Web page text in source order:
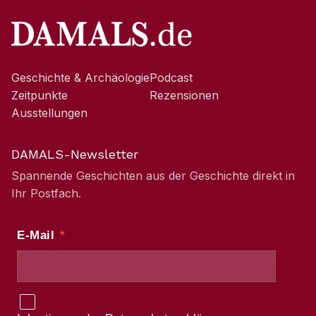
Geschichte & Archäologie
Zeitpunkte
Ausstellungen
Podcast
Rezensionen
DAMALS-Newsletter
Spannende Geschichten aus der Geschichte direkt in
Ihr Postfach.